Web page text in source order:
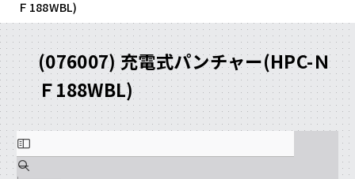
Ｆ188WBL)
(076007) 充電式パンチャー(HPC-Ｎ
Ｆ188WBL)